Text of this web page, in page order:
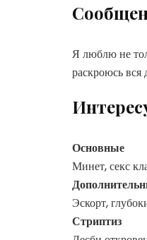
Я люблю не
раскроюсь вся
Основные
Минет, секс
Эскорт,
Стриптиз